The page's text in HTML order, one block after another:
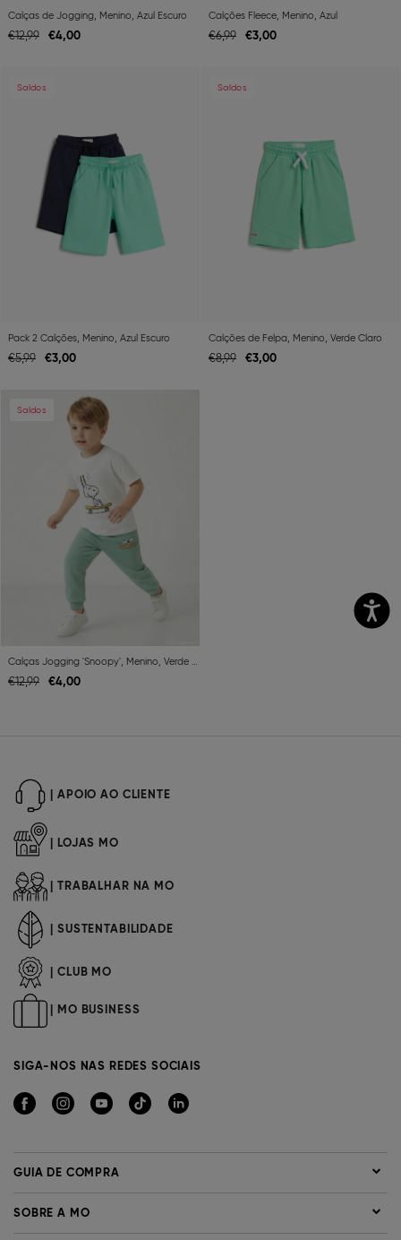
Calças de Jogging, Menino, Azul Escuro
€12,99 €4,00
Calções Fleece, Menino, Azul
€6,99 €3,00
Saldos
Pack 2 Calções, Menino, Azul Escuro
€5,99 €3,00
Saldos
Calções de Felpa, Menino, Verde Claro
€8,99 €3,00
Saldos
€12,99 €4,00
| APOIO AO CLIENTE
| LOJAS MO
| TRABALHAR NA MO
| SUSTENTABILIDADE
| CLUB MO
| MO BUSINESS
SIGA-NOS NAS REDES SOCIAIS
GUIA DE COMPRA
SOBRE A MO